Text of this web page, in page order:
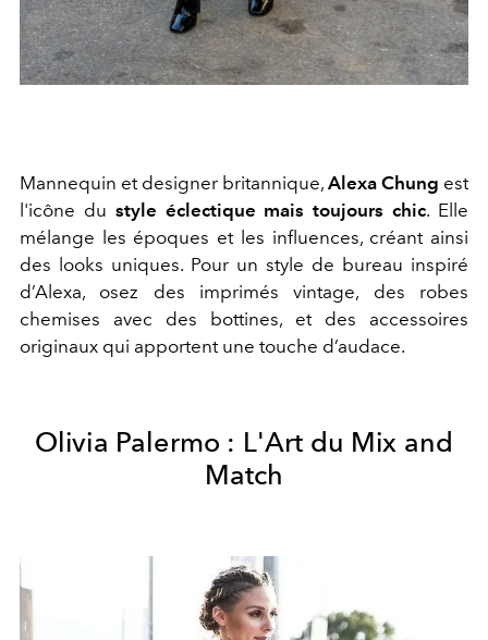
Mannequin et designer britannique, Alexa Chung est
l'icône du style éclectique mais toujours chic. Elle
mélange les époques et les influences, créant ainsi
des looks uniques. Pour un style de bureau inspiré
d’Alexa, osez des imprimés vintage, des robes
chemises avec des bottines, et des accessoires
originaux qui apportent une touche d’audace.
Olivia Palermo : L'Art du Mix and
Match